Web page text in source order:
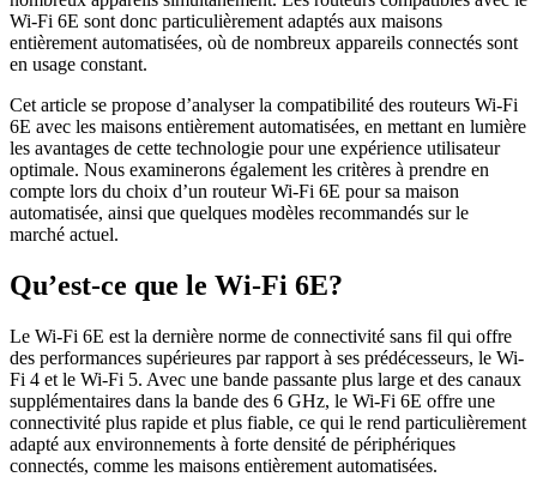
Wi-Fi 6E sont donc particulièrement adaptés aux maisons
entièrement automatisées, où de nombreux appareils connectés sont
en usage constant.
Cet article se propose d’analyser la compatibilité des routeurs Wi-Fi
6E avec les maisons entièrement automatisées, en mettant en lumière
les avantages de cette technologie pour une expérience utilisateur
optimale. Nous examinerons également les critères à prendre en
compte lors du choix d’un routeur Wi-Fi 6E pour sa maison
automatisée, ainsi que quelques modèles recommandés sur le
marché actuel.
Qu’est-ce que le Wi-Fi 6E?
Le Wi-Fi 6E est la dernière norme de connectivité sans fil qui offre
des performances supérieures par rapport à ses prédécesseurs, le Wi-
Fi 4 et le Wi-Fi 5. Avec une bande passante plus large et des canaux
supplémentaires dans la bande des 6 GHz, le Wi-Fi 6E offre une
connectivité plus rapide et plus fiable, ce qui le rend particulièrement
adapté aux environnements à forte densité de périphériques
connectés, comme les maisons entièrement automatisées.